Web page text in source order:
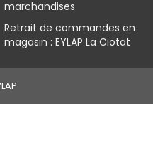
marchandises
Retrait de commandes en
magasin : EYLAP La Ciotat